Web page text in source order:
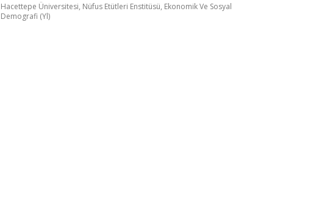
Hacettepe Üniversitesi, Nüfus Etütleri Enstitüsü, Ekonomik Ve Sosyal
Demografi (Yl)